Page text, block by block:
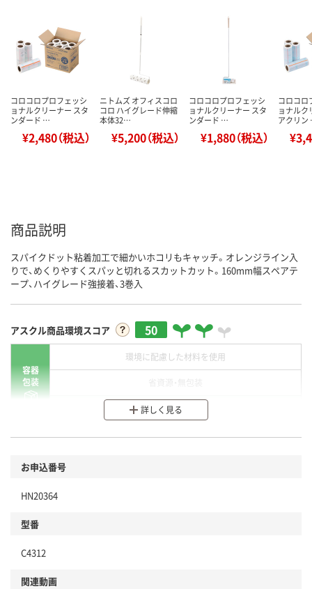
コロコロプロフェッシ
ョナルクリーナー スタ
ンダード …
¥2,480（税込）
ニトムズ オフィスコロ
コロ ハイグレード伸縮
本体32…
¥5,200（税込）
コロコロプロフェッシ
ョナルクリーナー スタ
ンダード …
¥1,880（税込）
コロコロ
ョナルク
アクリ
商品説明
スパイクドット粘着加工で細かいホコリもキャッチ。オレンジライン入
りで、めくりやすくスパッと切れるスカットカット。160mm幅スペアテ
ープ、ハイグレード強接着、3巻入
アスクル商品環境スコア 50
容器
包装
環境に配慮した材料を使用
分別・リサイクルしやすい設計
本体
仕組
詳しく見る
お申込番号
HN20364
型番
C4312
関連動画